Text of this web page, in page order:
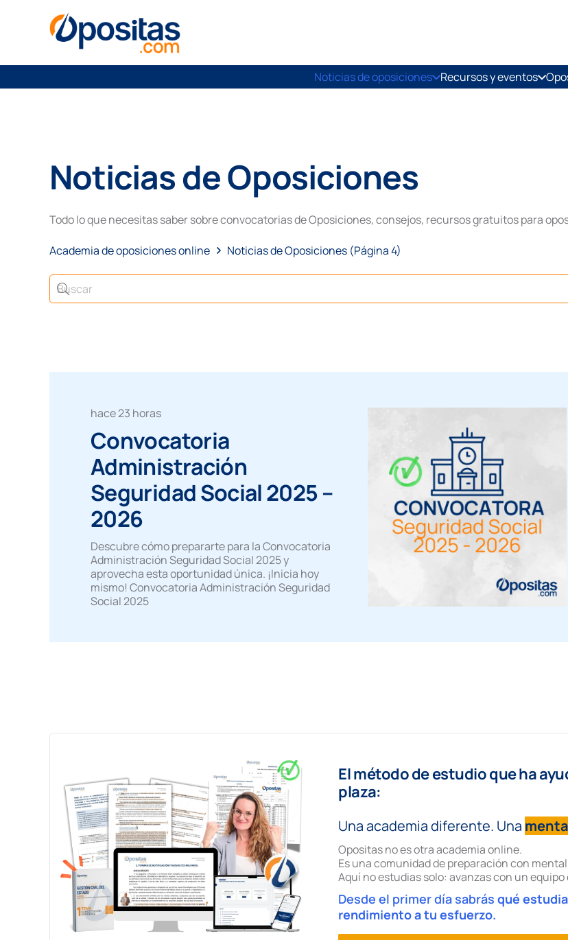
Noticias de oposiciones Recursos y eventos
Noticias de Oposiciones
Todo lo que necesitas saber sobre convocatorias de Oposiciones, consejos, recursos gratuitos para
Academia de oposiciones online Noticias de Oposiciones (Página 4)
hace 23 horas
Convocatoria
Administración
Seguridad Social 2025 –
2026
Descubre cómo prepararte para la Convocatoria
Administración Seguridad Social 2025 y
aprovecha esta oportunidad única. ¡Inicia hoy
mismo! Convocatoria Administración Seguridad
Social 2025
El método de estudio que ha
plaza:
Una academia diferente. Una
Opositas no es otra academia online.
Es una comunidad de preparación con
Aquí no estudias solo: avanzas con un
Desde el primer día sabrás qué
rendimiento a tu esfuerzo.